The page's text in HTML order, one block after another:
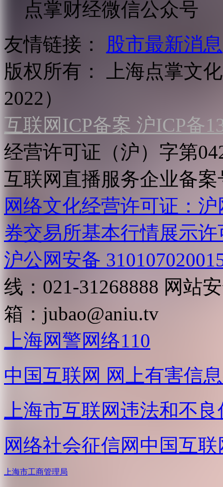
点掌财经微信公众号
友情链接：
股市最新消息
版权所有：
上海点掌文
2022）
互联网ICP备案 沪ICP备
经营许可证（沪）字第
互联网直播服务企业备案
网络文化经营许可证：
券交易所基本行情展示许
沪公网安备
线：021-31268888 网站
箱： jubao@aniu.tv
上海网警网络110
中国互联网 网上有害信
上海市互联网违法和不
网络社会征信网 中国互
上海市工商管理局